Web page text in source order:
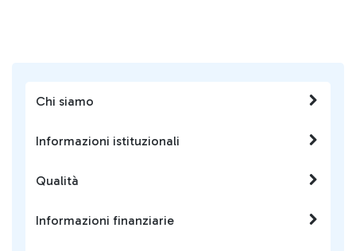
Chi siamo
Informazioni istituzionali
Qualità
Informazioni finanziarie